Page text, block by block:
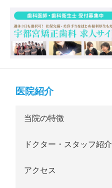
医院紹介
当院の特徴
ドクター・スタッフ紹介
アクセス